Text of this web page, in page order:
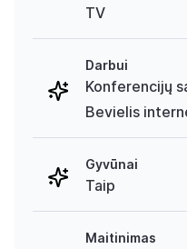
TV
Darbui
Konferencijų
Bevielis
Gyvūnai
Taip
Maitinimas